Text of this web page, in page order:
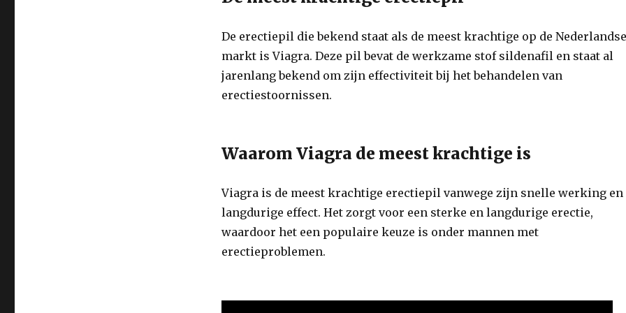
De erectiepil die bekend staat als de meest krachtige op de Nederlandse
markt is Viagra. Deze pil bevat de werkzame stof sildenafil en staat al
jarenlang bekend om zijn effectiviteit bij het behandelen van
erectiestoornissen.
Waarom Viagra de meest krachtige is
Viagra is de meest krachtige erectiepil vanwege zijn snelle werking en
langdurige effect. Het zorgt voor een sterke en langdurige erectie,
waardoor het een populaire keuze is onder mannen met
erectieproblemen.